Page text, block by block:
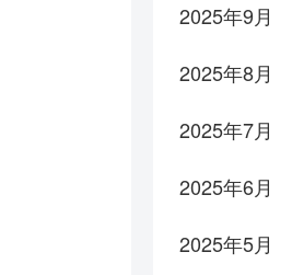
2025年9月
2025年8月
2025年7月
2025年6月
2025年5月